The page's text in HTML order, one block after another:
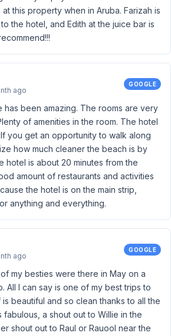
this property when in Aruba. Farizah is
the hotel, and Edith at the juice bar is
ago
GOOGLE
been amazing. The rooms are very
of amenities in the room. The hotel
you get an opportunity to walk along
how much cleaner the beach is by
hotel is about 20 minutes from the
amount of restaurants and activities
the hotel is on the main strip,
anything and everything.
ago
GOOGLE
my besties were there in May on a
All I can say is one of my best trips to
beautiful and so clean thanks to all the
fabulous, a shout out to Willie in the
shout out to Raul or Rauool near the